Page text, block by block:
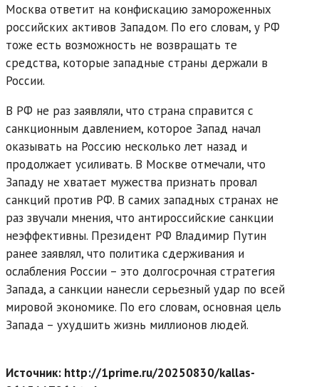
Москва ответит на конфискацию замороженных
российских активов Западом. По его словам, у РФ
тоже есть возможность не возвращать те
средства, которые западные страны держали в
России.
В РФ не раз заявляли, что страна справится с
санкционным давлением, которое Запад начал
оказывать на Россию несколько лет назад и
продолжает усиливать. В Москве отмечали, что
Западу не хватает мужества признать провал
санкций против РФ. В самих западных странах не
раз звучали мнения, что антироссийские санкции
неэффективны. Президент РФ Владимир Путин
ранее заявлял, что политика сдерживания и
ослабления России – это долгосрочная стратегия
Запада, а санкции нанесли серьезный удар по всей
мировой экономике. По его словам, основная цель
Запада – ухудшить жизнь миллионов людей.
Источник: http://1prime.ru/20250830/kallas-